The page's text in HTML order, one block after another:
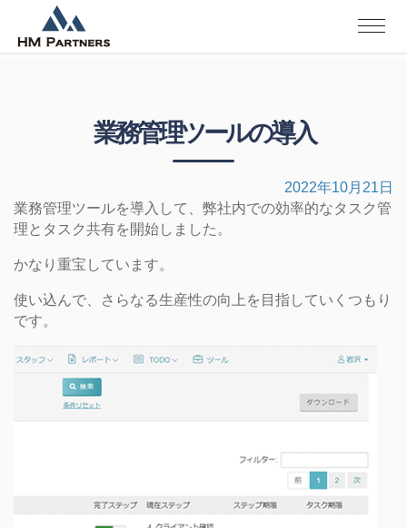
業務管理ツールの導入
2022年10月21日
業務管理ツールを導入して、弊社内での効率的なタスク管
理とタスク共有を開始しました。
かなり重宝しています。
使い込んで、さらなる生産性の向上を目指していくつもり
です。